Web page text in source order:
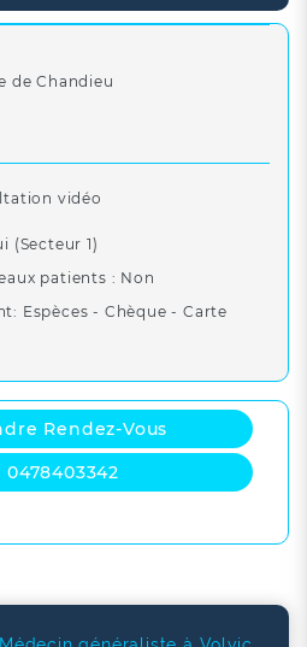
de Chandieu
vidéo
(Secteur 1)
patients : Non
Espèces - Chèque - Carte
Rendez-Vous
0478403342